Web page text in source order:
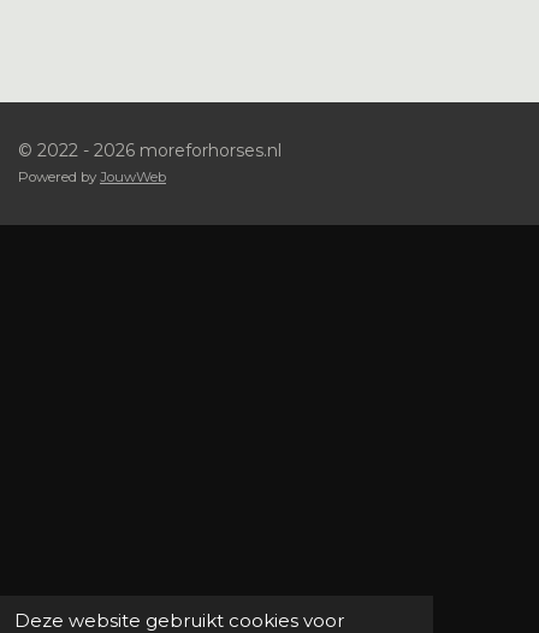
Deze website gebruikt cookies voor
© 2022 - 2026 moreforhorses.nl
Powered by JouwWeb